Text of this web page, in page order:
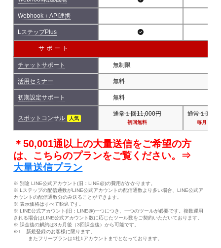
Webhook＋API連携
LステップPlus
サポート
チャットサポート 無制限
活用セミナー 無料
初期設定サポート 無料
スポットコンサル 人気
通常１回11,000円
初回無料
通常１回
毎月１回
＊50,001通以上の大量送信をご希望の方
は、こちらのプランをご覧ください。⇒
大量送信プラン
※ 別途 LINE公式アカウント(旧：LINE@)の費用がかかります。
※ Lステップの配信通数がLINE公式アカウントの配信通数より多い場合、LINE公式ア
カウントの配信通数分のみ送ることができます。
※ 表示価格はすべて税込です。
※ LINE公式アカウント(旧：LINE@)一つにつき、一つのツールが必要です。複数運用
される場合はLINE公式アカウント数に応じたツール数をご契約いただいております。
※ 課金後の解約は3カ月後（3回課金後）から可能です。
※1 新規登録のお客様に限ります。
またフリープランは1社1アカウントまでとなっております。